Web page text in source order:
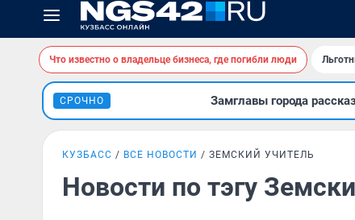
Что известно о владельце бизнеса, где погибли люди
СРОЧНО Замглавы города
КУЗБАСС ВСЕ НОВОСТИ ЗЕМСКИЙ УЧИТЕЛЬ
Новости по тэгу